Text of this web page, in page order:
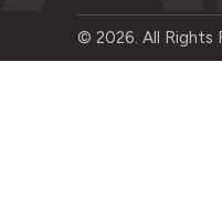
© 2026. All Rights